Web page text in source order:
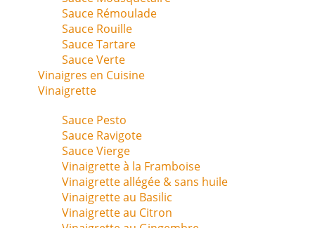
Sauce Rémoulade
Sauce Rouille
Sauce Tartare
Sauce Verte
Vinaigres en Cuisine
Vinaigrette
Sauce Pesto
Sauce Ravigote
Sauce Vierge
Vinaigrette à la Framboise
Vinaigrette allégée & sans huile
Vinaigrette au Basilic
Vinaigrette au Citron